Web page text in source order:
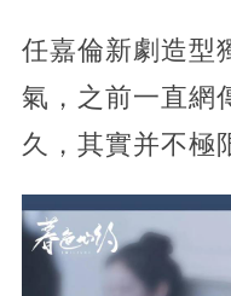
任嘉倫新劇造型
氣，之前一直網
久，其實并不極